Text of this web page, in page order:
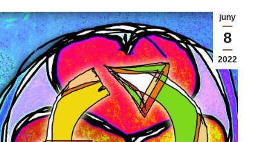
juny
8
2022